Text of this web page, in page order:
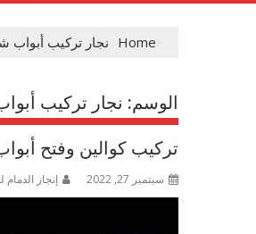
Home نجار تركيب
الوسم: نجار تركيب
تركيب كوالين وفتح
سبتمبر 27, 2022 إنجاز